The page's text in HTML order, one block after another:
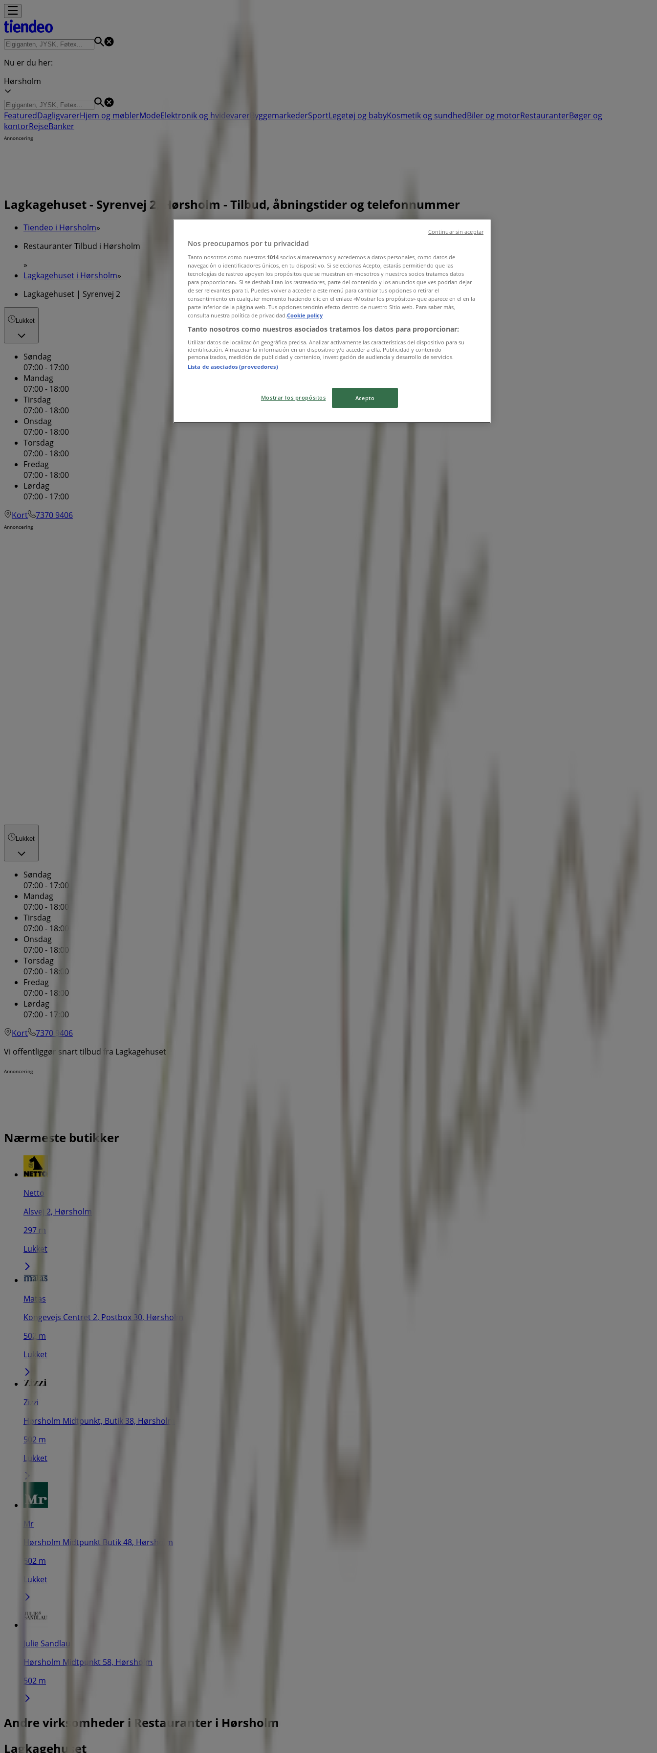
Nu er du her:
Hørsholm
FeaturedDagligvarerHjem og møblerModeElektronik og hvidevarer ByggemarkederSportLegetøj og babyKosmetik og sundhedBiler og motorRestauranterBøger og
kontorRejseBanker
Annoncering
Lagkagehuset - Syrenvej 2, Hørsholm - Tilbud, åbningstider og telefonnummer
Tiendeo i Hørsholm»
Restauranter Tilbud i Hørsholm
»
Lagkagehuset i Hørsholm»
Lagkagehuset | Syrenvej 2
Lukket
Søndag
07:00 - 17:00
Mandag
07:00 - 18:00
Tirsdag
07:00 - 18:00
Onsdag
07:00 - 18:00
Torsdag
07:00 - 18:00
Fredag
07:00 - 18:00
Lørdag
07:00 - 17:00
Kort
7370 9406
Annoncering
Lukket
Søndag
07:00 - 17:00
Mandag
07:00 - 18:00
Tirsdag
07:00 - 18:00
Onsdag
07:00 - 18:00
Torsdag
07:00 - 18:00
Fredag
07:00 - 18:00
Lørdag
07:00 - 17:00
Kort
7370 9406
Vi offentliggør snart tilbud fra Lagkagehuset
Annoncering
Nærmeste butikker
Netto
Alsvej 2, Hørsholm
297 m
Lukket
Matas
Kongevejs Centret 2, Postbox 30, Hørsholm
502 m
Lukket
Zizzi
Hørsholm Midtpunkt, Butik 38, Hørsholm
502 m
Lukket
Mr
Hørsholm Midtpunkt Butik 48, Hørsholm
502 m
Lukket
Julie Sandlau
Hørsholm Midtpunkt 58, Hørsholm
502 m
Andre virksomheder i Restauranter i Hørsholm
Lagkagehuset
Nos preocupamos por tu privacidad
Tanto nosotros como nuestros 1014 socios almacenamos y accedemos a datos personales, como datos de
navegación o identificadores únicos, en tu dispositivo. Si seleccionas Acepto, estarás permitiendo que las
tecnologías de rastreo apoyen los propósitos que se muestran en «nosotros y nuestros socios tratamos datos
para proporcionar». Si se deshabilitan los rastreadores, parte del contenido y los anuncios que ves podrían dejar
de ser relevantes para ti. Puedes volver a acceder a este menú para cambiar tus opciones o retirar el
consentimiento en cualquier momento haciendo clic en el enlace «Mostrar los propósitos» que aparece en el en la
parte inferior de la página web. Tus opciones tendrán efecto dentro de nuestro Sitio web. Para saber más,
consulta nuestra política de privacidad.Cookie policy
Tanto nosotros como nuestros asociados tratamos los datos para proporcionar:
Utilizar datos de localización geográfica precisa. Analizar activamente las características del dispositivo para su
identificación. Almacenar la información en un dispositivo y/o acceder a ella. Publicidad y contenido
personalizados, medición de publicidad y contenido, investigación de audiencia y desarrollo de servicios.
Lista de asociados (proveedores)
Mostrar los propósitos Acepto
Continuar sin aceptar